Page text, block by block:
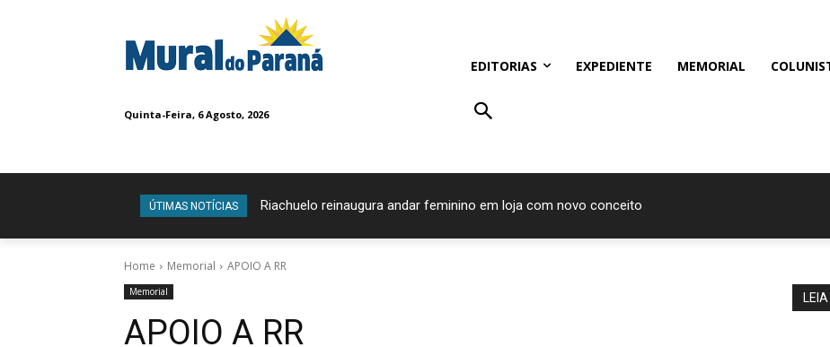
Quinta-Feira, 6 Agosto, 2026
EDITORIAS EXPEDIENTE MEMORIAL
ÚTIMAS NOTÍCIAS Riachuelo reinaugura andar feminino em loja com novo conceito
Home Memorial APOIO A RR
Memorial
APOIO A RR